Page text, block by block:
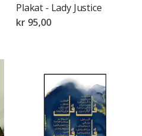
Plakat - Lady Justice
kr 95,00